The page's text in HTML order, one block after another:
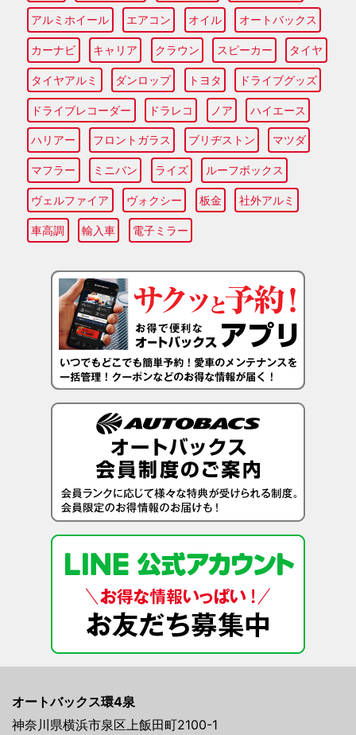
アルミホイール エアコン オイル オートバックス
カーナビ キャリア クラウン スピーカー タイヤ
タイヤアルミ ダンロップ トヨタ ドライブグッズ
ドライブレコーダー ドラレコ ノア ハイエース
ハリアー フロントガラス ブリヂストン マツダ
マフラー ミニバン ライズ ルーフボックス
ヴェルファイア ヴォクシー 板金 社外アルミ
車高調 輸入車 電子ミラー
オートバックス環4泉
神奈川県横浜市泉区上飯田町2100-1